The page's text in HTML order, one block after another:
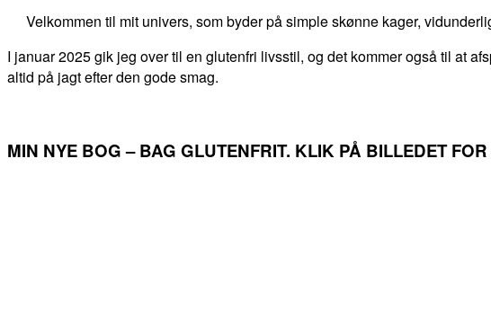
Velkommen til mit univers, som byder på simple skønne kager,
I januar 2025 gik jeg over til en glutenfri livsstil, og det kommer også til at
altid på jagt efter den gode smag.
MIN NYE BOG – BAG GLUTENFRIT. KLIK PÅ BILLEDET